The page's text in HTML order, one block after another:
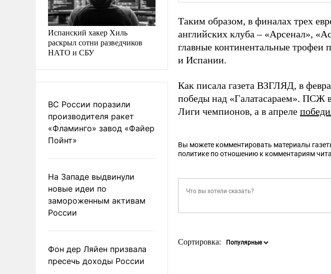
Испанский хакер Хиль
раскрыл сотни разведчиков
НАТО и СБУ
ВС России поразили
производителя ракет
«Фламинго» завод «Файер
Пойнт»
На Западе выдвинули
новые идеи по
замороженным активам
России
Фон дер Ляйен призвала
пресечь доходы России
Таким образом, в финалах трех
английских клуба – «Арсенал»,
главные континентальные
и Испании.
Как писала газета ВЗГЛЯД, в
победы над «Галатасараем». ПСЖ
Лиги чемпионов, а в апреле
Вы можете комментировать материалы
политике по отношению к комментариям
Сортировка: